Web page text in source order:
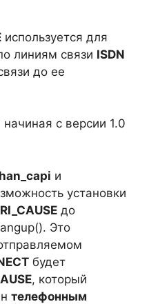
используется для
линиям связи ISDN
до ее
с версии 1.0
и
установки
до
Это
будет
, который
телефонным